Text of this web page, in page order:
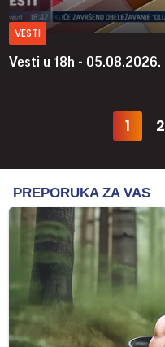
VESTI
Vesti u 18h - 05.08.2026.
1 2